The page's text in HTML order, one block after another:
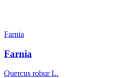
Farnia
Farnia
Quercus robur L.